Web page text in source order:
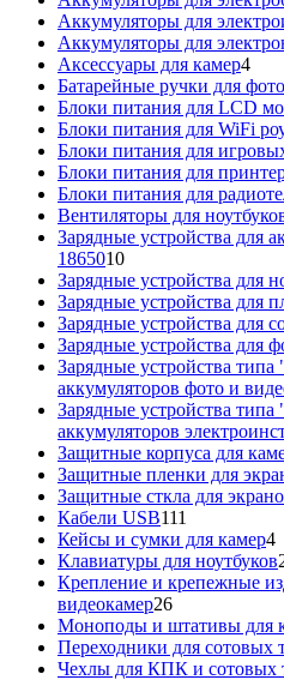
Аккумуляторы для
Аккумуляторы для
Аксессуары для камер44
Батарейные ручки для
Блоки питания для LCD
Блоки питания для WiFi
Блоки питания для
Блоки питания для
Блоки питания для
Вентиляторы для
Зарядные устройства для
186501010
товаров
Зарядные устройства для
Зарядные устройства для
Зарядные устройства для
Зарядные устройства для
Зарядные устройства типа
аккумуляторов фото и
Зарядные устройства типа
аккумуляторов
Защитные корпуса для
Защитные пленки для
Защитные сткла для
Кабели USB111
товаров
Кейсы и сумки для камер44
Клавиатуры для ноутбуков
Крепление и крепежные
видеокамер2626
товаров
Моноподы и штативы для
Переходники для сотовых
Чехлы для КПК и сотовых